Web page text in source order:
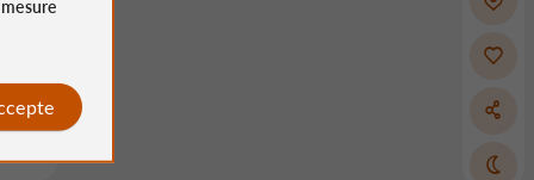
mesure